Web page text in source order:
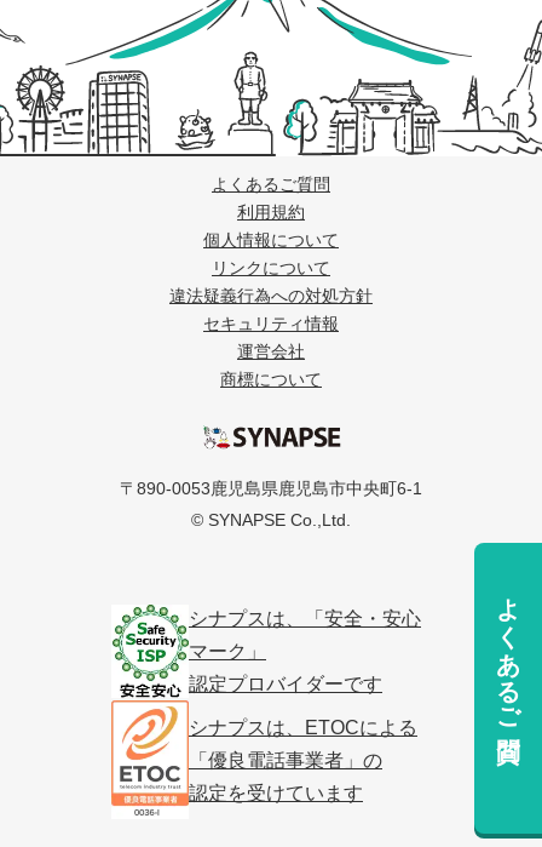
よくあるご質問
よくあるご質問
利用規約
個人情報について
リンクについて
違法疑義行為への対処方針
セキュリティ情報
運営会社
商標について
〒890-0053鹿児島県鹿児島市中央町6-1
© SYNAPSE Co.,Ltd.
シナプスは、「安全・安心
マーク」
認定プロバイダーです
シナプスは、ETOCによる
「優良電話事業者」の
認定を受けています